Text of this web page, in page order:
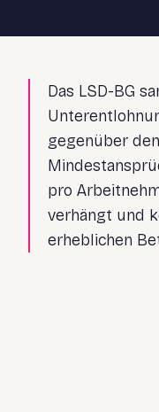
Das LSD-BG
gegenüber
pro
verhängt und
erheblichen